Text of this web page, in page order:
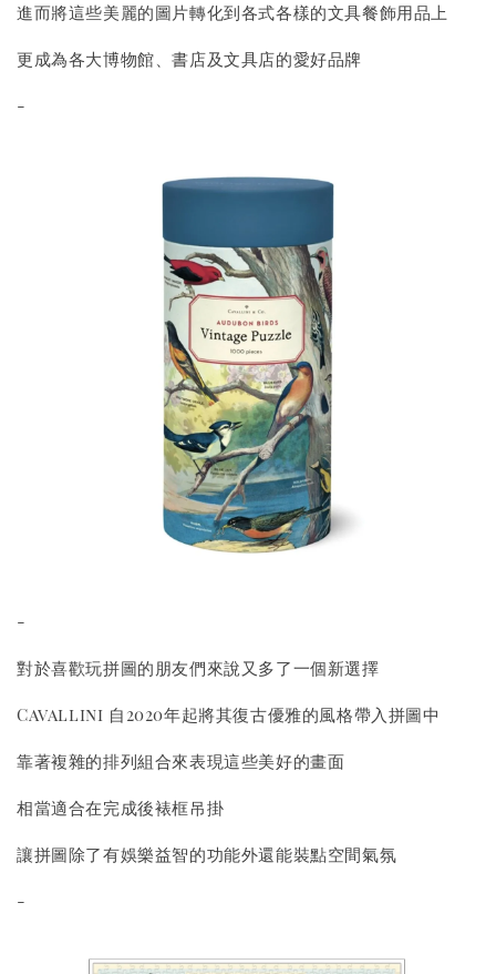
進而將這些美麗的圖片轉化到各式各樣的文具餐飾用品上
更成為各大博物館、書店及文具店的愛好品牌
-
-
對於喜歡玩拼圖的朋友們來說又多了一個新選擇
Cavallini 自2020年起將其復古優雅的風格帶入拼圖中
靠著複雜的排列組合來表現這些美好的畫面
相當適合在完成後裱框吊掛
讓拼圖除了有娛樂益智的功能外還能裝點空間氣氛
-